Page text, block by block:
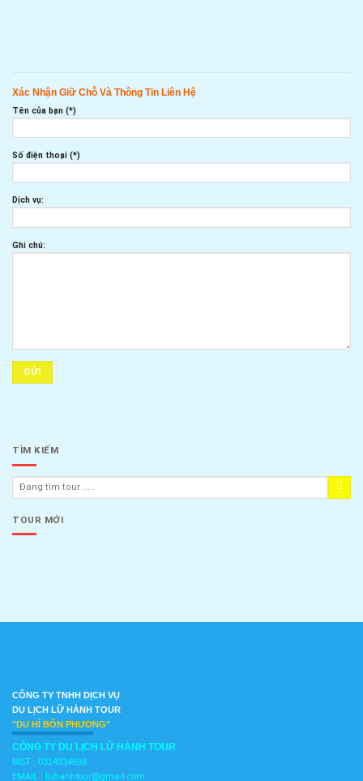
Xác Nhận Giữ Chỗ Và Thông Tin Liên Hệ
Tên của bạn (*)
Số điện thoại (*)
Dịch vụ:
Ghi chú:
TÌM KIẾM
TOUR MỚI
CÔNG TY TNHH DỊCH VỤ
DU LỊCH LỮ HÀNH TOUR
"DU HÍ BỐN PHƯƠNG"
CÔNG TY DU LỊCH LỮ HÀNH TOUR
MST : 0314934699
EMAIL : luhanhtour@gmail.com